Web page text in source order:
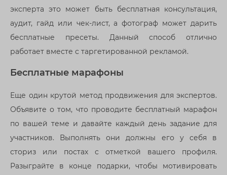
эксперта это может быть бесплатная консультация,
аудит, гайд или чек-лист, а фотограф может дарить
бесплатные пресеты. Данный способ отлично
работает вместе с таргетированной рекламой.
Бесплатные марафоны
Еще один крутой метод продвижения для экспертов.
Объявите о том, что проводите бесплатный марафон
по вашей теме и давайте каждый день задание для
участников. Выполнять они должны его у себя в
сториз или постах с отметкой вашего профиля.
Разыграйте в конце подарки, чтобы мотивировать